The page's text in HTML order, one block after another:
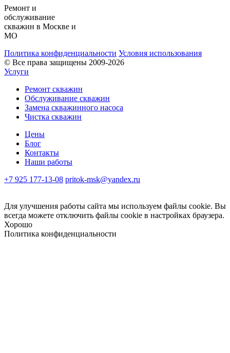
Ремонт и
обслуживание
скважин в Москве и
МО
Политика конфиденциальности Условия использования
© Все права защищены 2009-2026
Услуги
Ремонт скважин
Обслуживание скважин
Замена скважинного насоса
Чистка скважин
Цены
Блог
Контакты
Наши работы
+7 925 177-13-08 pritok-msk@yandex.ru
Для улучшения работы сайта мы используем файлы cookie. Вы
всегда можете отключить файлы cookie в настройках браузера.
Хорошо
Политика конфиденциальности